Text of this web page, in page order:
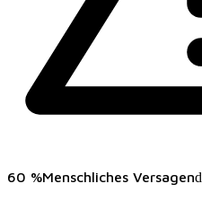
60 %Menschliches Versagen